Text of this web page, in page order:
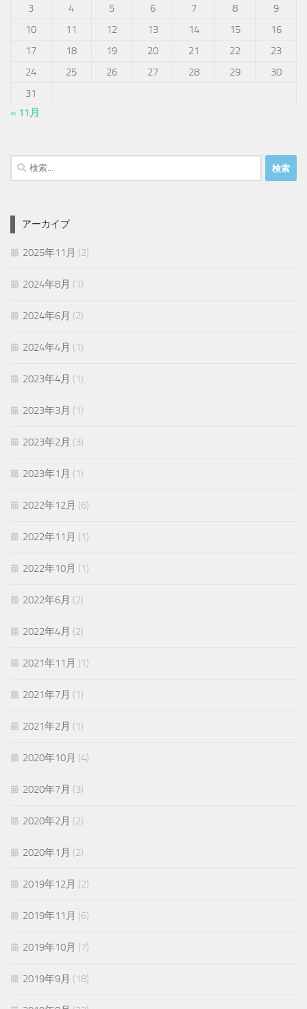
3
4 5 6 7 8
9
10
11 12 13 14 15
16
17
18 19 20 21 22
23
24
25 26 27 28 29
30
31
« 11月
検
索:
アーカイブ
2025年11月 (2)
2024年8月 (1)
2024年6月 (2)
2024年4月 (1)
2023年4月 (1)
2023年3月 (1)
2023年2月 (3)
2023年1月 (1)
2022年12月 (6)
2022年11月 (1)
2022年10月 (1)
2022年6月 (2)
2022年4月 (2)
2021年11月 (1)
2021年7月 (1)
2021年2月 (1)
2020年10月 (4)
2020年7月 (3)
2020年2月 (2)
2020年1月 (2)
2019年12月 (2)
2019年11月 (6)
2019年10月 (7)
2019年9月 (18)